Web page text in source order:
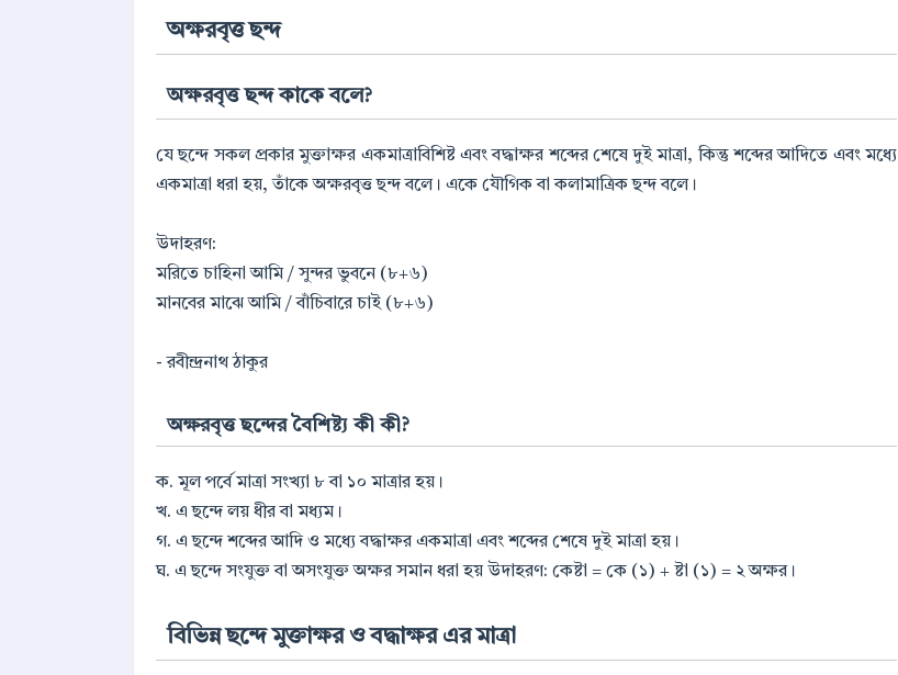
অক্ষরবৃত্ত ছন্দ
অক্ষরবৃত্ত ছন্দ কাকে বলে?
যে ছন্দে সকল প্রকার মুক্তাক্ষর একমাত্রাবিশিষ্ট এবং বদ্ধাক্ষর শব্দের শেষে দুই মাত্রা, কিন্তু শব্দের আদিতে এবং মধ্যে
একমাত্রা ধরা হয়, তাঁকে অক্ষরবৃত্ত ছন্দ বলে। একে যৌগিক বা কলামাত্রিক ছন্দ বলে।
উদাহরণ:
মরিতে চাহিনা আমি / সুন্দর ভুবনে (৮+৬)
মানবের মাঝে আমি / বাঁচিবারে চাই (৮+৬)
- রবীন্দ্রনাথ ঠাকুর
অক্ষরবৃত্ত ছন্দের বৈশিষ্ট্য কী কী?
ক. মূল পর্বে মাত্রা সংখ্যা ৮ বা ১০ মাত্রার হয়।
খ. এ ছন্দে লয় ধীর বা মধ্যম।
গ. এ ছন্দে শব্দের আদি ও মধ্যে বদ্ধাক্ষর একমাত্রা এবং শব্দের শেষে দুই মাত্রা হয়।
ঘ. এ ছন্দে সংযুক্ত বা অসংযুক্ত অক্ষর সমান ধরা হয় উদাহরণ: কেষ্টা = কে (১) + ষ্টা (১) = ২ অক্ষর।
বিভিন্ন ছন্দে মুক্তাক্ষর ও বদ্ধাক্ষর এর মাত্রা